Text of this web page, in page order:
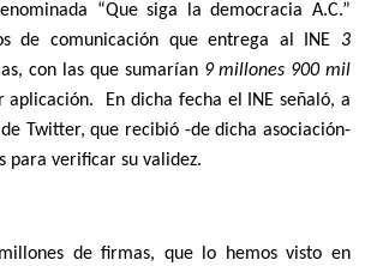
“Que siga la democracia A.C.”
de comunicación que entrega al INE 3
con las que sumarían 9 millones 900 mil
aplicación. En dicha fecha el INE señaló, a
Twitter, que recibió -de dicha asociación-
para verificar su validez.
de firmas, que lo hemos visto en